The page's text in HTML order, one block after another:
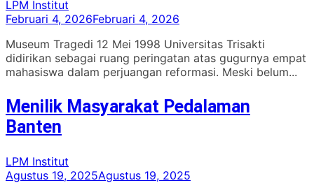
LPM Institut
Februari 4, 2026Februari 4, 2026
Museum Tragedi 12 Mei 1998 Universitas Trisakti
didirikan sebagai ruang peringatan atas gugurnya empat
mahasiswa dalam perjuangan reformasi. Meski belum...
Menilik Masyarakat Pedalaman
Banten
LPM Institut
Agustus 19, 2025Agustus 19, 2025